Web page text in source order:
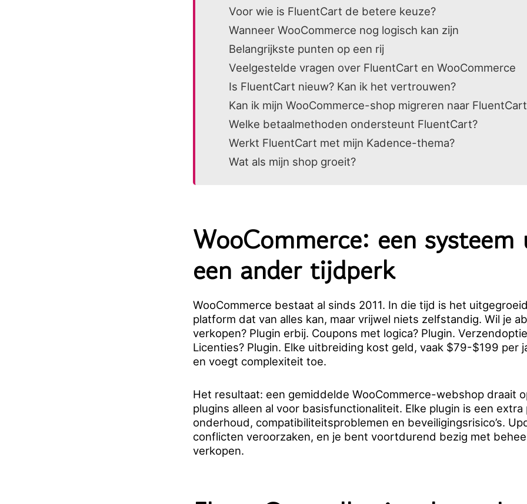
Voor wie is FluentCart de betere keuze?
Wanneer WooCommerce nog logisch kan zijn
Belangrijkste punten op een rij
Veelgestelde vragen over FluentCart en WooCommerce
Is FluentCart nieuw? Kan ik het vertrouwen?
Kan ik mijn WooCommerce-shop migreren naar
Welke betaalmethoden ondersteunt FluentCart?
Werkt FluentCart met mijn Kadence-thema?
Wat als mijn shop groeit?
WooCommerce: een
een ander tijdperk
WooCommerce bestaat al sinds 2011. In die tijd is het
platform dat van alles kan, maar vrijwel niets zelfstandig. Wil je
verkopen? Plugin erbij. Coupons met logica? Plugin.
Licenties? Plugin. Elke uitbreiding kost geld, vaak $79-$199 per
en voegt complexiteit toe.
Het resultaat: een gemiddelde WooCommerce-webshop draait
plugins alleen al voor basisfunctionaliteit. Elke plugin is een extra
onderhoud, compatibiliteitsproblemen en beveiligingsrisico’s.
conflicten veroorzaken, en je bent voortdurend bezig met
verkopen.